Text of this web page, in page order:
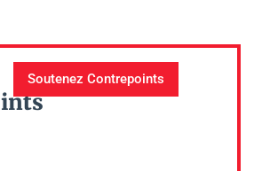
Soutenez Contrepoints